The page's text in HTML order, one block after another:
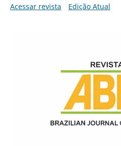
Acessar revista Edição Atual